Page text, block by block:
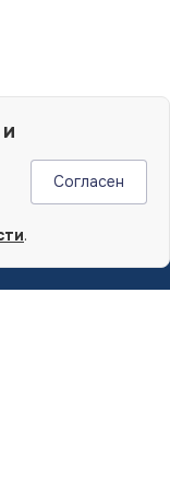
.
Согласен